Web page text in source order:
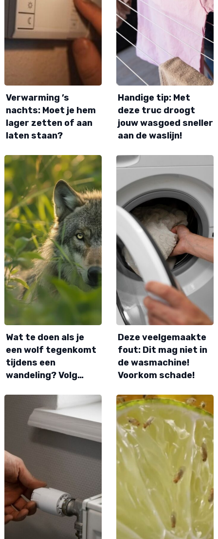
Verwarming ’s
nachts: Moet je hem
lager zetten of aan
laten staan?
Handige tip: Met
deze truc droogt
jouw wasgoed sneller
aan de waslijn!
Wat te doen als je
een wolf tegenkomt
tijdens een
wandeling? Volg…
Deze veelgemaakte
fout: Dit mag niet in
de wasmachine!
Voorkom schade!